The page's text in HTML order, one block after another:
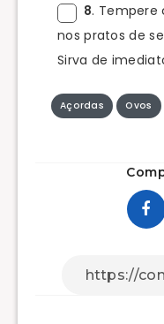
8.
nos pratos de
Sirva de
Açordas Ovos